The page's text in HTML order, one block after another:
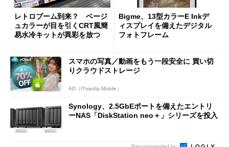
レトロブーム到来？ ベージ
ュカラーが目を引くCRT風簡
易水冷キットが異彩を放つ
Bigme、13型カラーE Inkデ
ィスプレイを備えたデジタル
フォトフレーム
スマホの写真／動画をもう一段安全に 買い切
りクラウドストレージ
AD（ITmedia Mobile）
Synology、2.5GbEポートを備えたエントリ
ーNAS「DiskStation neo＋」シリーズを投入